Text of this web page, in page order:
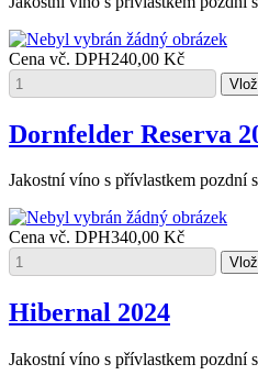
Cena vč. DPH240,00 Kč
Dornfelder Reserva
Jakostní víno s přívlastkem pozdní
Cena vč. DPH340,00 Kč
Hibernal 2024
Jakostní víno s přívlastkem pozdní